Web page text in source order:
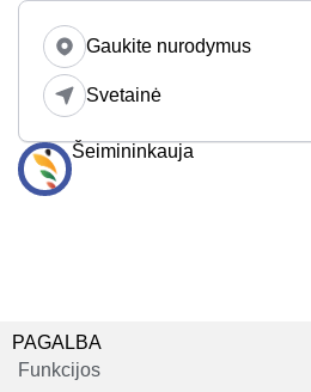
Gaukite nurodymus
Svetainė
Šeimininkauja
PAGALBA
Funkcijos